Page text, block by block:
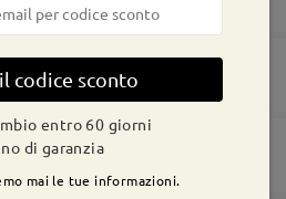
codice sconto
entro 60 giorni
di garanzia
mai le tue informazioni.